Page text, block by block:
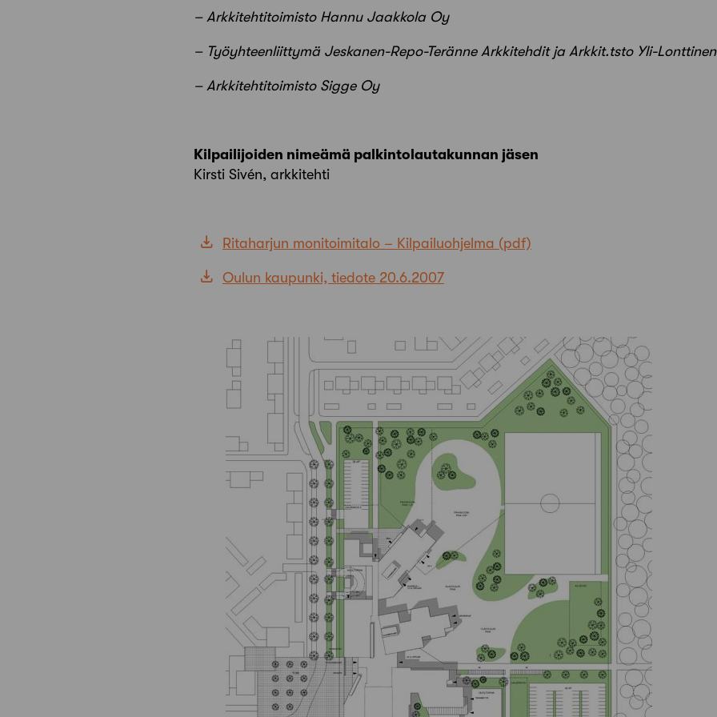
– Arkkitehtitoimisto Hannu Jaakkola Oy
– Työyhteenliittymä Jeskanen-Repo-Teränne Arkkitehdit ja Arkkit.tsto Yli-
– Arkkitehtitoimisto Sigge Oy
Kilpailijoiden nimeämä palkintolautakunnan jäsen
Kirsti Sivén, arkkitehti
Ritaharjun monitoimitalo – Kilpailuohjelma
Oulun kaupunki, tiedote 20.6.2007